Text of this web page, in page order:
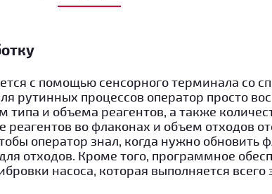
с помощью сенсорного терминала со
рутинных процессов оператор просто
и объема реагентов, а также
реагентов во флаконах и объем отходов
оператор знал, когда нужно обновить
отходов. Кроме того, программное
насоса, которая выполняется всего